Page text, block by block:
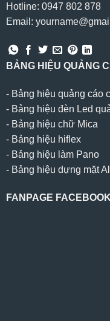
Hotline: 0947 802 878
Email:
BẢNG HIỆU QUẢNG
- Bảng hiệu quảng cáo
- Bảng hiệu đèn Led
- Bảng hiệu chữ Mica
- Bảng hiệu hiflex
- Bảng hiệu làm Pano
- Bảng hiệu dựng mặt
FANPAGE FACEBOOK